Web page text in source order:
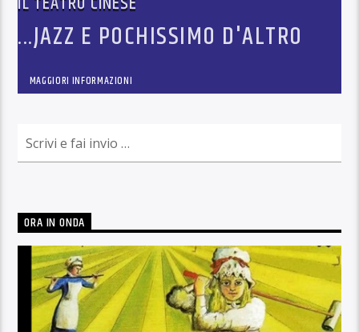
...JAZZ E POCHISSIMO D'ALTRO
MAGGIORI INFORMAZIONI
ORA IN ONDA